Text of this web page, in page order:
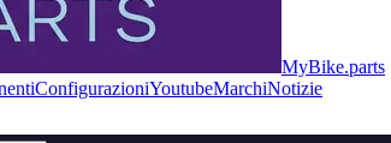
MyBike.parts
ConfigurazioniYoutubeMarchiNotizie